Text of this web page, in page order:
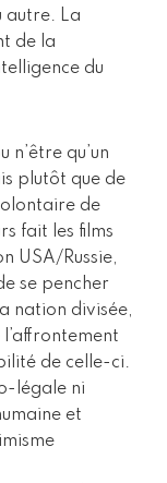
autre. La
de la
du
n’être qu’un
plutôt que de
de
fait les films
USA/Russie,
se pencher
nation divisée,
de celle-ci.
légale ni
et